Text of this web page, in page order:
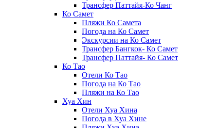
Трансфер Паттайя-Ко Чанг
Ко Самет
Пляжи Ко Самета
Погода на Ко Самет
Экскурсии на Ко Самет
Трансфер Бангкок- Ко Самет
Трансфер Паттайя- Ко Самет
Ко Тао
Отели Ко Тао
Погода на Ко Тао
Пляжи на Ко Тао
Хуа Хин
Отели Хуа Хина
Погода в Хуа Хине